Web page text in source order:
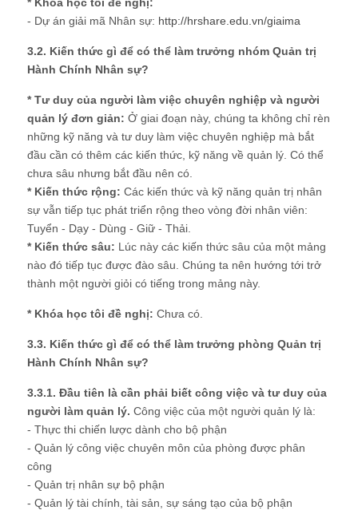
* Khóa học tôi đề nghị:
- Dự án giải mã Nhân sự: http://hrshare.edu.vn/giaima
3.2. Kiến thức gì để có thể làm trưởng nhóm Quản trị
Hành Chính Nhân sự?
* Tư duy của người làm việc chuyên nghiệp và người
quản lý đơn giản: Ở giai đoạn này, chúng ta không chỉ rèn
những kỹ năng và tư duy làm việc chuyên nghiệp mà bắt
đầu cần có thêm các kiến thức, kỹ năng về quản lý. Có thể
chưa sâu nhưng bắt đầu nên có.
* Kiến thức rộng: Các kiến thức và kỹ năng quản trị nhân
sự vẫn tiếp tục phát triển rộng theo vòng đời nhân viên:
Tuyển - Dạy - Dùng - Giữ - Thải.
* Kiến thức sâu: Lúc này các kiến thức sâu của một mảng
nào đó tiếp tục được đào sâu. Chúng ta nên hướng tới trở
thành một người giỏi có tiếng trong mảng này.
* Khóa học tôi đề nghị: Chưa có.
3.3. Kiến thức gì để có thể làm trưởng phòng Quản trị
Hành Chính Nhân sự?
3.3.1. Đầu tiên là cần phải biết công việc và tư duy của
người làm quản lý. Công việc của một người quản lý là:
- Thực thi chiến lược dành cho bộ phận
- Quản lý công việc chuyên môn của phòng được phân
công
- Quản trị nhân sự bộ phận
- Quản lý tài chính, tài sản, sự sáng tạo của bộ phận